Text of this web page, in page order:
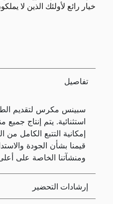
خيار رائع لأولئك الذين لا
تفاصيل
سبينس مكرس لتقديم
استثنائية. يتم إنتاج
إمكانية التتبع الكامل من
قيمنا بشأن الجودة
ومنشآتنا الخاصة على
إرشادات التحضير